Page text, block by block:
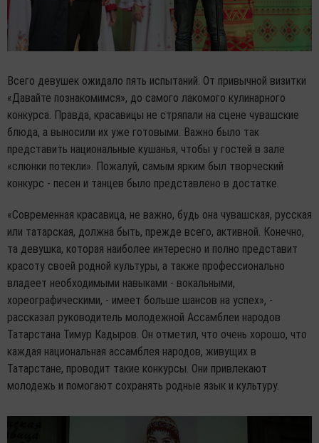
Всего девушек ожидало пять испытаний. От привычной визитки
«Давайте познакомимся», до самого лакомого кулинарного
конкурса. Правда, красавицы не стряпали на сцене чувашские
блюда, а выносили их уже готовыми. Важно было так
представить национальные кушанья, чтобы у гостей в зале
«слюнки потекли». Пожалуй, самым ярким был творческий
конкурс - песен и танцев было представлено в достатке.
«Современная красавица, не важно, будь она чувашская, русская
или татарская, должна быть, прежде всего, активной. Конечно,
та девушка, которая наиболее интересно и полно представит
красоту своей родной культуры, а также профессионально
владеет необходимыми навыками - вокальными,
хореографическими, - имеет больше шансов на успех», -
рассказал руководитель молодежной Ассамблеи народов
Татарстана Тимур Кадыров. Он отметил, что очень хорошо, что
каждая национальная ассамблея народов, живущих в
Татарстане, проводит такие конкурсы. Они привлекают
молодежь и помогают сохранять родные язык и культуру.